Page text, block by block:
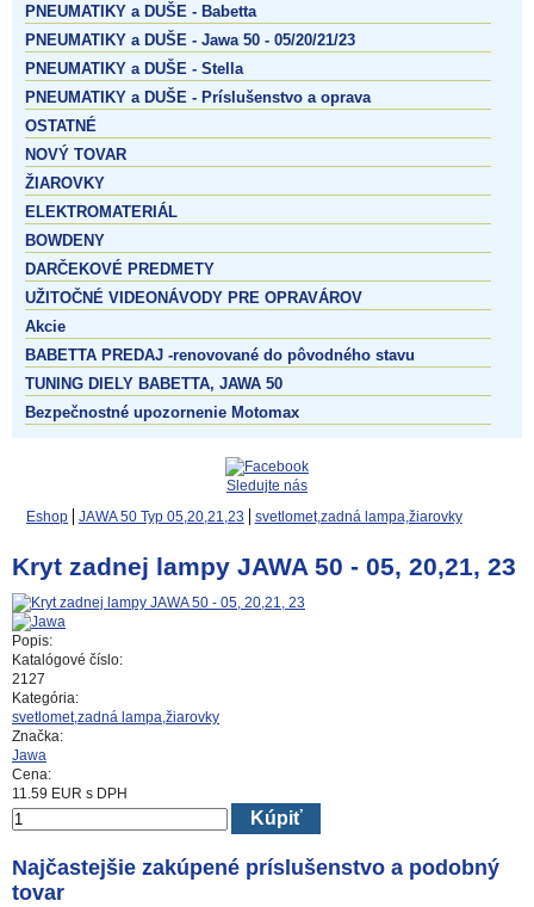
PNEUMATIKY a DUŠE - Babetta
PNEUMATIKY a DUŠE - Jawa 50 - 05/20/21/23
PNEUMATIKY a DUŠE - Stella
PNEUMATIKY a DUŠE - Príslušenstvo a oprava
OSTATNÉ
NOVÝ TOVAR
ŽIAROVKY
ELEKTROMATERIÁL
BOWDENY
DARČEKOVÉ PREDMETY
UŽITOČNÉ VIDEONÁVODY PRE OPRAVÁROV
Akcie
BABETTA PREDAJ -renovované do pôvodného stavu
TUNING DIELY BABETTA, JAWA 50
Bezpečnostné upozornenie Motomax
Sledujte nás
Eshop
JAWA 50 Typ 05,20,21,23 svetlomet,zadná lampa,žiarovky
Kryt zadnej lampy JAWA 50 - 05, 20,21, 23
Popis:
Katalógové číslo:
2127
Kategória:
svetlomet,zadná lampa,žiarovky
Značka:
Jawa
Cena:
11.59 EUR s DPH
Kúpiť
Najčastejšie zakúpené príslušenstvo a podobný
tovar